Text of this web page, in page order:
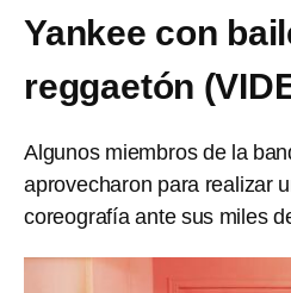
Yankee con
reggaetón
Algunos miembros de la
aprovecharon para realizar
coreografía ante sus miles